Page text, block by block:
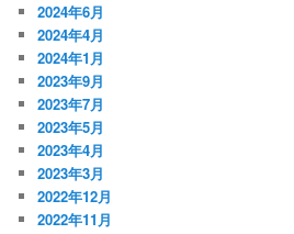
2024年6月
2024年4月
2024年1月
2023年9月
2023年7月
2023年5月
2023年4月
2023年3月
2022年12月
2022年11月